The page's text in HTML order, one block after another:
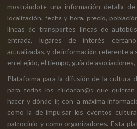
mostrándote una información detalla
localización, fecha y hora, precio,
líneas de transportes, líneas de
entrada, lugares de interés
actualizadas, y de información referente a
en el ejido, el tiempo, guía de
Plataforma para la difusión de la cultura
para todos los ciudadan@s que
hacer y dónde ir, con la máxima
como la de impulsar los eventos
patrocinio y como organizadores. Esta